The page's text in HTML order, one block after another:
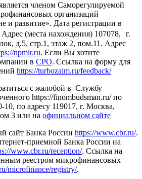
членом Саморегулируемой
организаций
и развитие». Дата регистрации в
Адрес (места нахождения) 107078, г.
д.5, стр.1, этаж 2, пом.11. Адрес
npmir.ru. Если Вы хотите
в СРО. Ссылка на форму для
https://turbozaim.ru/feedback/
с жалобой в Службу
https://finombudsman.ru/ по
10, по адресу 119017, г. Москва,
3 или на официальном сайте
сайт Банка России https://www.cbr.ru/.
приемной Банка России на
www.cbr.ru/reception/. Ссылка на
реестром микрофинансовых
microfinance/registry/.